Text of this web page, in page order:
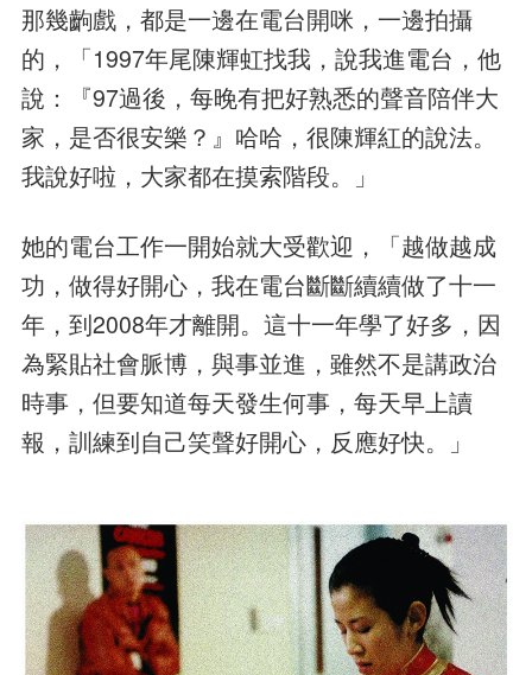
那幾齣戲，都是一邊在電台開咪，一邊拍攝
的，「1997年尾陳輝虹找我，說我進電台，他
說：『97過後，每晚有把好熟悉的聲音陪伴大
家，是否很安樂？』哈哈，很陳輝紅的說法。
我說好啦，大家都在摸索階段。」
她的電台工作一開始就大受歡迎，「越做越成
功，做得好開心，我在電台斷斷續續做了十一
年，到2008年才離開。這十一年學了好多，因
為緊貼社會脈博，與事並進，雖然不是講政治
時事，但要知道每天發生何事，每天早上讀
報，訓練到自己笑聲好開心，反應好快。」